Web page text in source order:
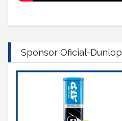
Sponsor Oficial-Dunlop